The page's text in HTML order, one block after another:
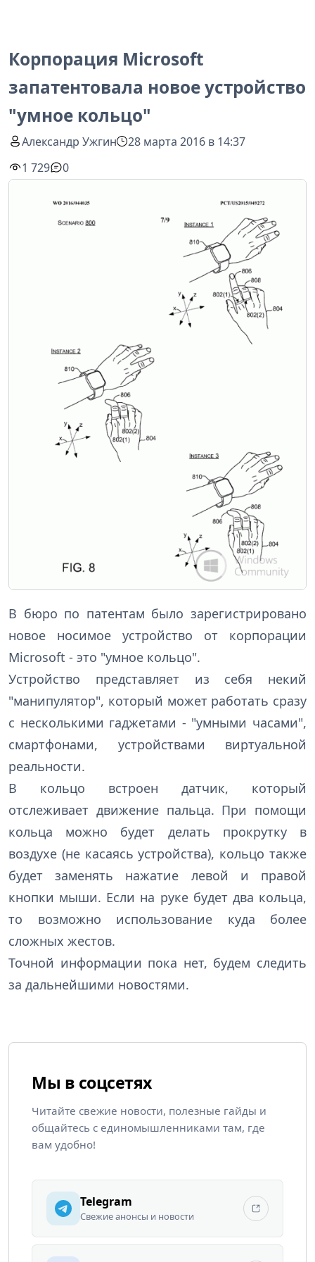
Корпорация Microsoft
запатентовала новое устройство
"умное кольцо"
Александр Ужгин
28 марта 2016 в 14:37
1 729
0
В бюро по патентам было зарегистрировано
новое носимое устройство от корпорации
Microsoft - это "умное кольцо".
Устройство представляет из себя некий
"манипулятор", который может работать сразу
с несколькими гаджетами - "умными часами",
смартфонами, устройствами виртуальной
реальности.
В кольцо встроен датчик, который
отслеживает движение пальца. При помощи
кольца можно будет делать прокрутку в
воздухе (не касаясь устройства), кольцо также
будет заменять нажатие левой и правой
кнопки мыши. Если на руке будет два кольца,
то возможно использование куда более
сложных жестов.
Точной информации пока нет, будем следить
за дальнейшими новостями.
Мы в соцсетях
Читайте свежие новости, полезные гайды и
общайтесь с единомышленниками там, где
вам удобно!
Telegram
Свежие анонсы и новости